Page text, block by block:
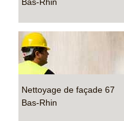
Nettoyage de façade 67
Bas-Rhin